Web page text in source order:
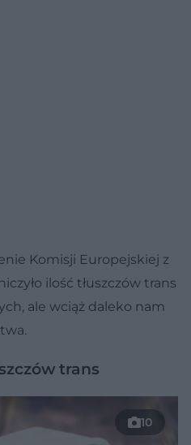
Komisji Europejskiej z
ilość tłuszczów trans
ale wciąż daleko nam
trans
10